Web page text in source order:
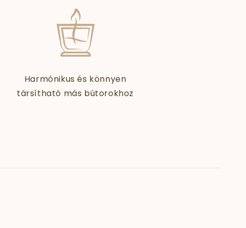
Harmónikus és könnyen
társítható más bútorokhoz